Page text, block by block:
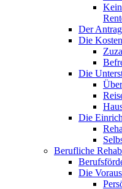
Der Antrag
Die Kosten
Die
Die
Berufliche
Die